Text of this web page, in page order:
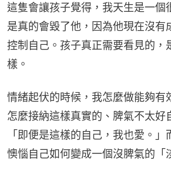
這隻會讓孩子覺得，我天生是一個
是真的會毀了他，因為他現在沒有
控制自己。孩子真正需要看見的，
樣。
情緒起伏的時候，我怎麼做能夠有
怎麼接納這樣真實的、脾氣不太好
「即便是這樣的自己，我也愛。」
懊惱自己如何變成一個沒脾氣的「